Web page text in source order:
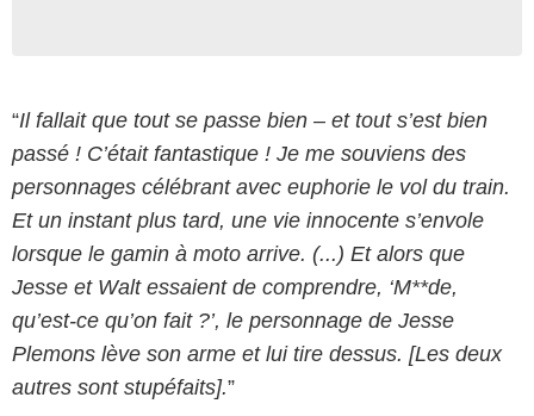
“Il fallait que tout se passe bien – et tout s’est bien
passé ! C’était fantastique ! Je me souviens des
personnages célébrant avec euphorie le vol du train.
Et un instant plus tard, une vie innocente s’envole
lorsque le gamin à moto arrive. (...) Et alors que
Jesse et Walt essaient de comprendre, ‘M**de,
qu’est-ce qu’on fait ?’, le personnage de Jesse
Plemons lève son arme et lui tire dessus. [Les deux
autres sont stupéfaits].”